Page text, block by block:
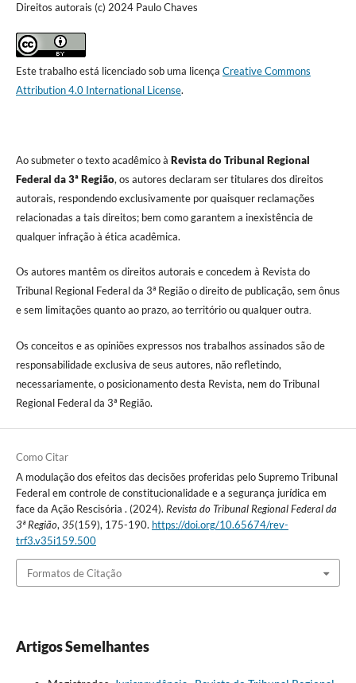
Direitos autorais (c) 2024 Paulo Chaves
Este trabalho está licenciado sob uma licença Creative Commons
Attribution 4.0 International License.
Ao submeter o texto acadêmico à Revista do Tribunal Regional
Federal da 3ª Região, os autores declaram ser titulares dos direitos
autorais, respondendo exclusivamente por quaisquer reclamações
relacionadas a tais direitos; bem como garantem a inexistência de
qualquer infração à ética acadêmica.
Os autores mantêm os direitos autorais e concedem à Revista do
Tribunal Regional Federal da 3ª Região o direito de publicação, sem ônus
e sem limitações quanto ao prazo, ao território ou qualquer outra.
Os conceitos e as opiniões expressos nos trabalhos assinados são de
responsabilidade exclusiva de seus autores, não refletindo,
necessariamente, o posicionamento desta Revista, nem do Tribunal
Regional Federal da 3ª Região.
Como Citar
A modulação dos efeitos das decisões proferidas pelo Supremo Tribunal
Federal em controle de constitucionalidade e a segurança jurídica em
face da Ação Rescisória . (2024). Revista do Tribunal Regional Federal da
3ª Região,35(159), 175-190. https://doi.org/10.65674/rev-
trf3.v35i159.500
Formatos de Citação
Artigos Semelhantes